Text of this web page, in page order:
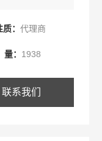
磁波辐射，绝缘
： 代理商
： 1938
联系我们